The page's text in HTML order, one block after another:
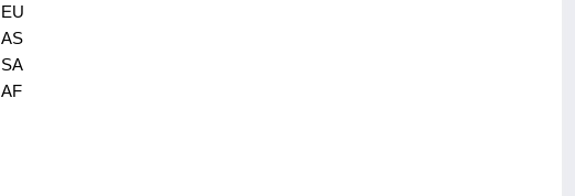
EU
AS
SA
AF